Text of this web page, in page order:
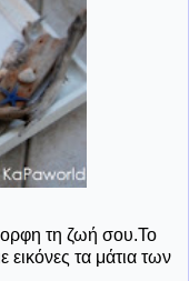
τη ζωή σου.Το
εικόνες τα μάτια των